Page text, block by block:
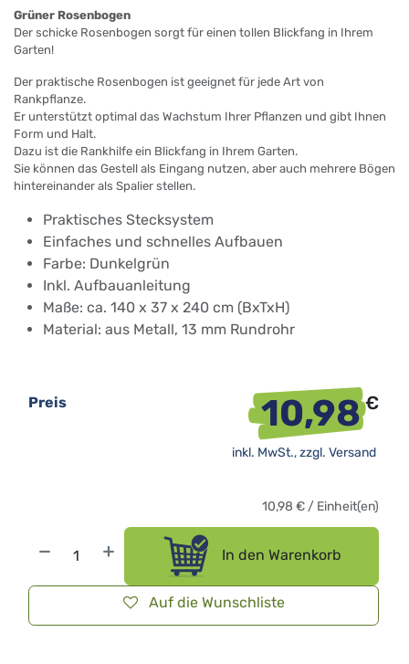
Grüner Rosenbogen
Der schicke Rosenbogen sorgt für einen tollen Blickfang in Ihrem
Garten!
Der praktische Rosenbogen ist geeignet für jede Art von
Rankpflanze.
Er unterstützt optimal das Wachstum Ihrer Pflanzen und gibt Ihnen
Form und Halt.
Dazu ist die Rankhilfe ein Blickfang in Ihrem Garten.
Sie können das Gestell als Eingang nutzen, aber auch mehrere Bögen
hintereinander als Spalier stellen.
Praktisches Stecksystem
Einfaches und schnelles Aufbauen
Farbe: Dunkelgrün
Inkl. Aufbauanleitung
Maße: ca. 140 x 37 x 240 cm (BxTxH)
Material: aus Metall, 13 mm Rundrohr
In den Warenkorb
Auf die Wunschliste
Preis 10,98€
inkl. MwSt., zzgl. Versand
10,98 € / Einheit(en)